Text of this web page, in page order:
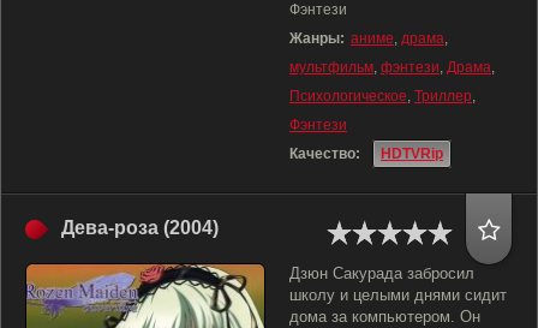
Фэнтези
Жанры: аниме, драма,
мультфильм, фэнтези, Драма,
Психологическое, Триллер,
Фэнтези
Качество:
HDTVRip
Дева-роза (2004)
Дзюн Сакурада забросил
школу и целыми днями сидит
дома за компьютером. Он